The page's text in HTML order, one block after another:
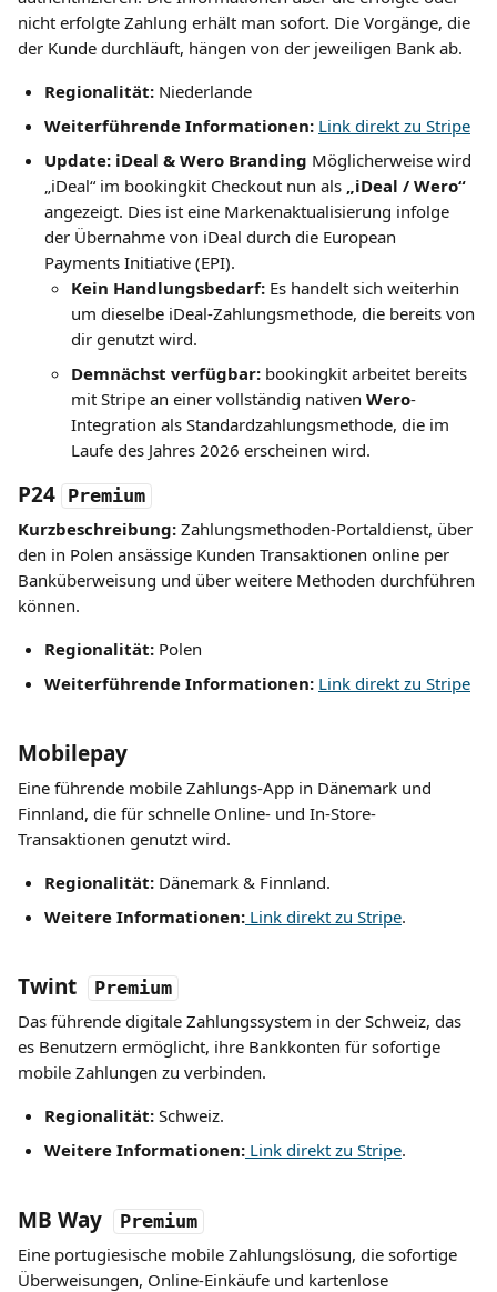
nicht erfolgte Zahlung erhält man sofort. Die Vorgänge, die
der Kunde durchläuft, hängen von der jeweiligen Bank ab.
Regionalität: Niederlande
Weiterführende Informationen: Link direkt zu Stripe
Update: iDeal & Wero Branding Möglicherweise wird
„iDeal“ im bookingkit Checkout nun als „iDeal / Wero“
angezeigt. Dies ist eine Markenaktualisierung infolge
der Übernahme von iDeal durch die European
Payments Initiative (EPI).
Kein Handlungsbedarf: Es handelt sich weiterhin
um dieselbe iDeal-Zahlungsmethode, die bereits von
dir genutzt wird.
Demnächst verfügbar: bookingkit arbeitet bereits
mit Stripe an einer vollständig nativen Wero-
Integration als Standardzahlungsmethode, die im
Laufe des Jahres 2026 erscheinen wird.
P24 Premium
Kurzbeschreibung: Zahlungsmethoden-Portaldienst, über
den in Polen ansässige Kunden Transaktionen online per
Banküberweisung und über weitere Methoden durchführen
können.
Regionalität: Polen
Weiterführende Informationen: Link direkt zu Stripe
Mobilepay
Eine führende mobile Zahlungs-App in Dänemark und
Finnland, die für schnelle Online- und In-Store-
Transaktionen genutzt wird.
Regionalität: Dänemark & Finnland.
Weitere Informationen: Link direkt zu Stripe.
Twint Premium
Das führende digitale Zahlungssystem in der Schweiz, das
es Benutzern ermöglicht, ihre Bankkonten für sofortige
mobile Zahlungen zu verbinden.
Regionalität: Schweiz.
Weitere Informationen: Link direkt zu Stripe.
MB Way Premium
Eine portugiesische mobile Zahlungslösung, die sofortige
Überweisungen, Online-Einkäufe und kartenlose